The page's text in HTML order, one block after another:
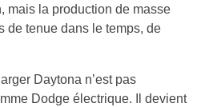
mais la production de masse
de tenue dans le temps, de
Daytona n’est pas
Dodge électrique. Il devient